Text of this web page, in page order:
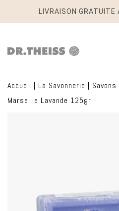
LIVRAISON
Accueil | La Savonnerie |
Marseille Lavande 125gr